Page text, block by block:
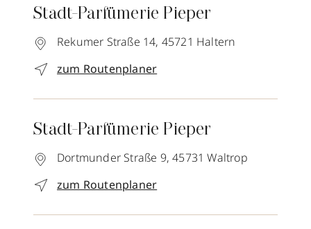
Stadt-Parfümerie Pieper
Rekumer Straße 14, 45721 Haltern
zum Routenplaner
Stadt-Parfümerie Pieper
Dortmunder Straße 9, 45731 Waltrop
zum Routenplaner